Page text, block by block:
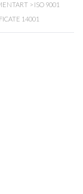
> ISO 9001
14001